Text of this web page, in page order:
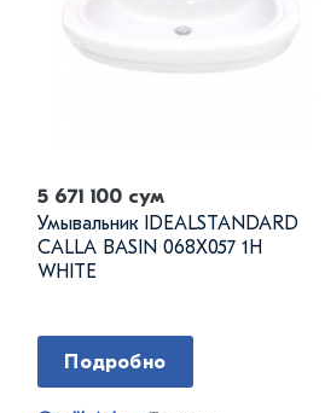
5 671 100 сум
Умывальник IDEALSTANDARD
CALLA BASIN 068X057 1H
WHITE
Подробно